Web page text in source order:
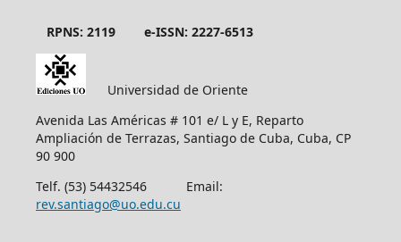
RPNS: 2119 e-ISSN: 2227-6513
Universidad de Oriente
Avenida Las Américas # 101 e/ L y E, Reparto
Ampliación de Terrazas, Santiago de Cuba, Cuba, CP
90 900
Telf. (53) 54432546 Email:
rev.santiago@uo.edu.cu